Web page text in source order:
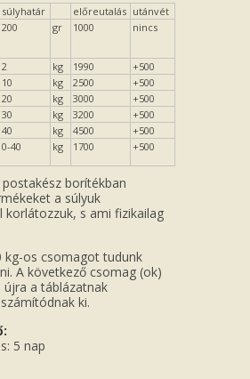
súlyhatár előreutalás utánvét
200 gr 1000 nincs
2 kg 1990
+500
10 kg 2500
+500
20 kg 3000
+500
30 kg 3200
+500
40 kg 4500
+500
0-40 kg 1700 +500
borítékban
a súlyuk
korlátozzuk, s ami fizikailag
kg-os csomagot tudunk
A következő csomag (ok)
újra a táblázatnak
ki.
5 nap